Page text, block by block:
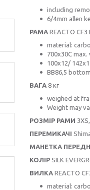
including
6/4mm allen
РАМА REACTO CF3
material:
700x30C max.
100x12/
BB86,5
ВАГА 8 кг
weighed at
Weight may
РОЗМІР РАМИ
ПЕРЕМИКАЧІ
МАНЕТКА
КОЛІР SILK
ВИЛКА REACTO
material: